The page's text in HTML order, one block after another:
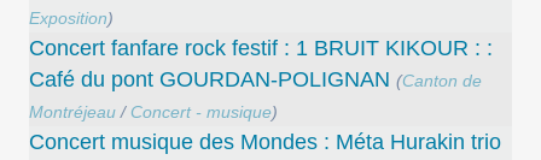
Exposition)
Concert fanfare rock festif : 1 BRUIT KIKOUR : :
Café du pont GOURDAN-POLIGNAN (Canton de
Montréjeau/ Concert - musique)
Concert musique des Mondes : Méta Hurakin trio